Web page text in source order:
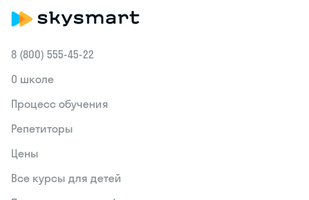
8 (800) 555‑45-22
О школе
Процесс обучения
Репетиторы
Цены
Все курсы для детей